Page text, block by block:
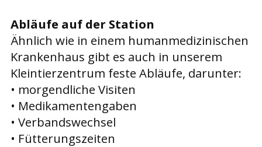
Abläufe auf der Station
Ähnlich wie in einem humanmedizinischen
Krankenhaus gibt es auch in unserem
Kleintierzentrum feste Abläufe, darunter:
• morgendliche Visiten
• Medikamentengaben
• Verbandswechsel
• Fütterungszeiten